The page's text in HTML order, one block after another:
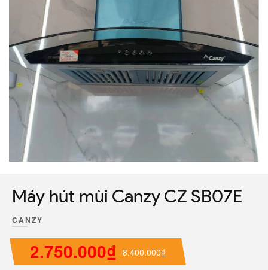
Máy hút mùi Canzy CZ SB07E
CANZY
2.750.000₫ 8.400.000₫